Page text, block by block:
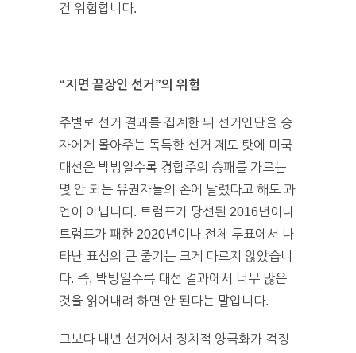
건 위험합니다.
“지면 끝장인 선거”의 위험
주별로 선거 결과를 집계한 뒤 선거인단을 승
자에게 몰아주는 독특한 선거 제도 탓에 미국
대선은 박빙일수록 경합주의 승패를 가르는
몇 안 되는 유권자들의 손에 달렸다고 해도 과
언이 아닙니다. 트럼프가 당선된 2016년이나
트럼프가 패한 2020년이나 전체 투표에서 나
타난 표심의 큰 줄기는 크게 다르지 않았습니
다. 즉, 박빙일수록 대선 결과에서 너무 많은
것을 읽어내려 하면 안 된다는 말입니다.
그보다 내년 선거에서 정치적 양극화가 걱정